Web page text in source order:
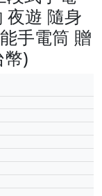
夜遊 隨身
手電筒 贈
幣)